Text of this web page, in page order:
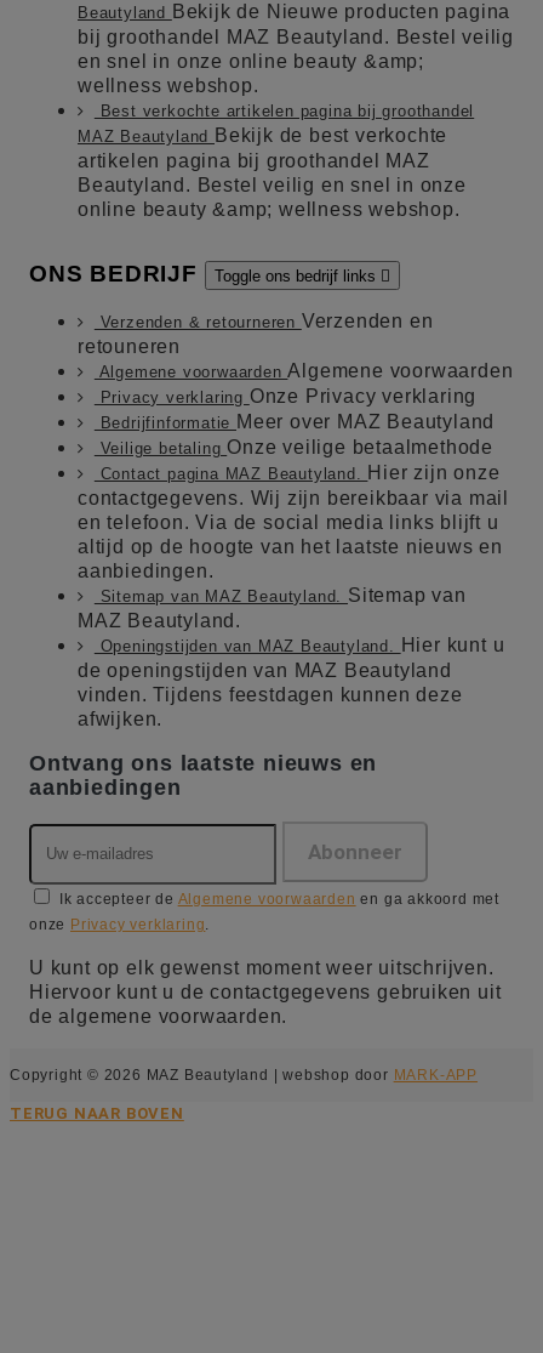
Beautyland
Bekijk de Nieuwe producten pagina
bij groothandel MAZ Beautyland. Bestel veilig
en snel in onze online beauty &amp;
wellness webshop.
Best verkochte artikelen pagina bij groothandel
MAZ Beautyland
Bekijk de best verkochte
artikelen pagina bij groothandel MAZ
Beautyland. Bestel veilig en snel in onze
online beauty &amp; wellness webshop.
ONS BEDRIJF Toggle ons bedrijf links 
Verzenden & retourneren Verzenden en
retouneren
Algemene voorwaardenAlgemene voorwaarden
Privacy verklaring Onze Privacy verklaring
Bedrijfinformatie Meer over MAZ Beautyland
Veilige betaling Onze veilige betaalmethode
Contact pagina MAZ Beautyland. Hier zijn onze
contactgegevens. Wij zijn bereikbaar via mail
en telefoon. Via de social media links blijft u
altijd op de hoogte van het laatste nieuws en
aanbiedingen.
Sitemap van MAZ Beautyland. Sitemap van
MAZ Beautyland.
Openingstijden van MAZ Beautyland.
Hier kunt u
de openingstijden van MAZ Beautyland
vinden. Tijdens feestdagen kunnen deze
afwijken.
Ontvang ons laatste nieuws en
aanbiedingen
Ik accepteer de Algemene voorwaarden en ga akkoord met
onze Privacy verklaring
U kunt op elk gewenst moment weer uitschrijven.
Hiervoor kunt u de contactgegevens gebruiken uit
de algemene voorwaarden.
Copyright © 2026 MAZ Beautyland | webshop door MARK-APP
TERUG NAAR BOVEN